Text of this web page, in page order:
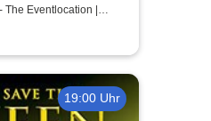
Eventlocation |
19:00 Uhr